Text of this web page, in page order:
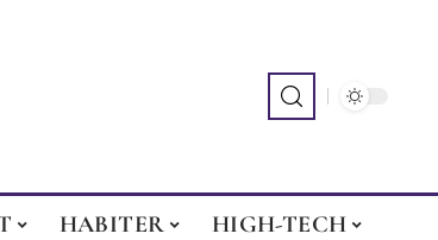
HABITER
HIGH-TECH